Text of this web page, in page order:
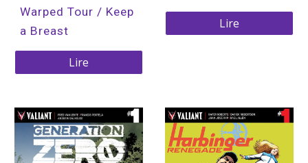
Warped Tour / Keep
a Breast
Lire
Lire